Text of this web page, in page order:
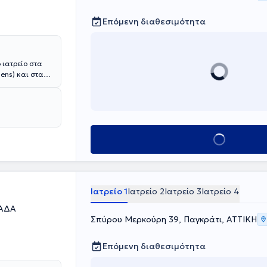
στα
και στα
ίδιου
στο
Γενικό
της γύρω
συνέδρια, ενώ
Επόμενη διαθεσιμότητα
Κλείσε ραντεβού
Ιατρείο 1Ιατρείο 2Ιατρείο 3Ιατρείο 4
Σπύρου Μερκούρη 39, Παγκράτι, ΑΤΤΙΚΗ
Επόμενη διαθεσιμότητα